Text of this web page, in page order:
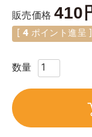
販売価格 410
4 ポイント進呈 ]